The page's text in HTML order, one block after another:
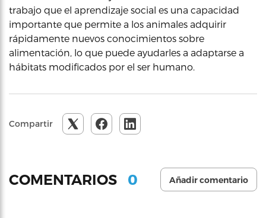
trabajo que el aprendizaje social es una capacidad
importante que permite a los animales adquirir
rápidamente nuevos conocimientos sobre
alimentación, lo que puede ayudarles a adaptarse a
hábitats modificados por el ser humano.
Compartir
COMENTARIOS 0 Añadir comentario